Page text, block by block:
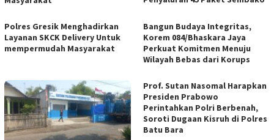
Polres Gresik Menghadirkan
Layanan SKCK Delivery Untuk
mempermudah Masyarakat
Bangun Budaya Integritas,
Korem 084/Bhaskara Jaya
Perkuat Komitmen Menuju
Wilayah Bebas dari Korups
Prof. Sutan Nasomal Harapkan
Presiden Prabowo
Perintahkan Polri Berbenah,
Soroti Dugaan Kisruh di Polres
Batu Bara